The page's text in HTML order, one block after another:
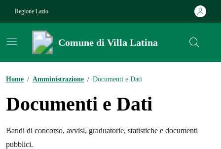
Regione Lazio
Comune di Villa Latina
Home / Amministrazione / Documenti e Dati
Documenti e Dati
Bandi di concorso, avvisi, graduatorie, statistiche e documenti
pubblici.